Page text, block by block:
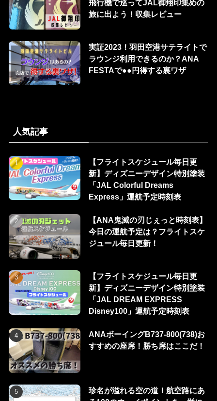
飛行機で巡ってJAL御翔印集めの
旅に出よう！収集レビュー
実証2023！羽田空港サテライトで
ラウンジ利用できるのか？ANA
FESTAで●●円得する裏ワザ
人気記事
【フライトスケジュール毎日更
新】ディズニーデザイン特別塗装
「JAL Colorful Dreams
Express」運航予定時刻表
【ANA鬼滅の刃じぇっと時刻表】
今日の運航予定は？フライトスケ
ジュール毎日更新！
【フライトスケジュール毎日更
新】ディズニーデザイン特別塗装
「JAL DREAM EXPRESS
Disney100」運航予定時刻表
ANAボーイングB737-800(738)お
すすめの座席！勝ち席はここだ！
珍名が溢れる空の道！航空路にあ